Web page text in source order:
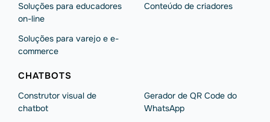
Soluções para educadores
on-line
Soluções para varejo e e-
commerce
Conteúdo de criadores
CHATBOTS
Construtor visual de
chatbot
Gerador de QR Code do
WhatsApp